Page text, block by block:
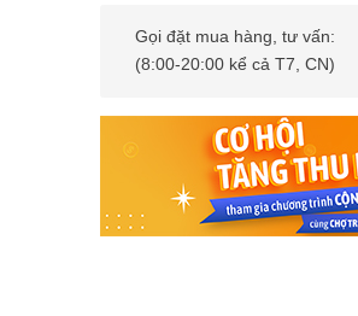
Gọi đặt mua hàng, tư vấn:
(8:00-20:00 kể cả T7, CN)